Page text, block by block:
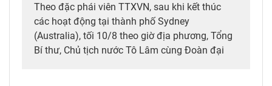
Theo đặc phái viên TTXVN, sau khi kết thúc
các hoạt động tại thành phố Sydney
(Australia), tối 10/8 theo giờ địa phương, Tổng
Bí thư, Chủ tịch nước Tô Lâm cùng Đoàn đại